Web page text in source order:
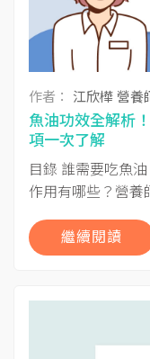
作者： 江欣樺 營養
魚油功效全解析
項一次了解
目錄 誰需要吃魚
作用有哪些？營養
繼續閱讀